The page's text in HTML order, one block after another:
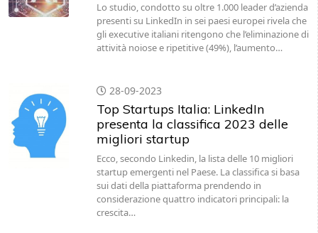
Lo studio, condotto su oltre 1.000 leader d’azienda
presenti su LinkedIn in sei paesi europei rivela che
gli executive italiani ritengono che l’eliminazione di
attività noiose e ripetitive (49%), l’aumento…
28-09-2023
Top Startups Italia: LinkedIn
presenta la classifica 2023 delle
migliori startup
Ecco, secondo Linkedin, la lista delle 10 migliori
startup emergenti nel Paese. La classifica si basa
sui dati della piattaforma prendendo in
considerazione quattro indicatori principali: la
crescita…